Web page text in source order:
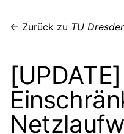
← Zurück zu TU
[UPDATE]